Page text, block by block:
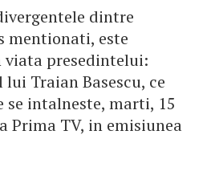
dintre
mentionati, este
presedintelui:
Traian Basescu, ce
se intalneste, marti, 15
Prima TV, in emisiunea